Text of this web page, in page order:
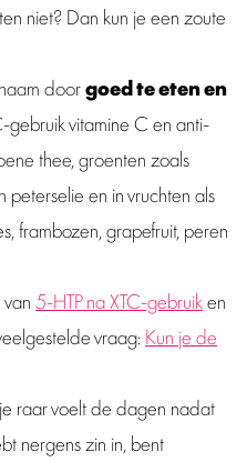
niet? Dan kun je een zoute
doorgoed te eten en
gebruik vitamine C en anti-
thee, groenten zoals
peterselie en in vruchten als
frambozen, grapefruit, peren
5-HTP na XTC-gebruiken
vraag:Kun je de
raar voelt de dagen nadat
nergens zin in, bent